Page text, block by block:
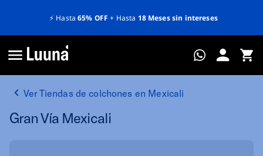
⚡️ Hasta65% OFF + Hasta 18 Meses sin intereses
Ver Tiendas de colchones en Mexicali
Gran Vía Mexicali